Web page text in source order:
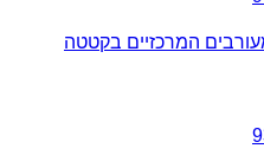
המרכזיים בקטטה